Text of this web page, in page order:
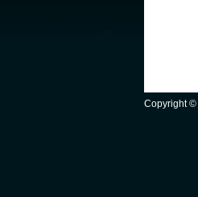
Copyright ©